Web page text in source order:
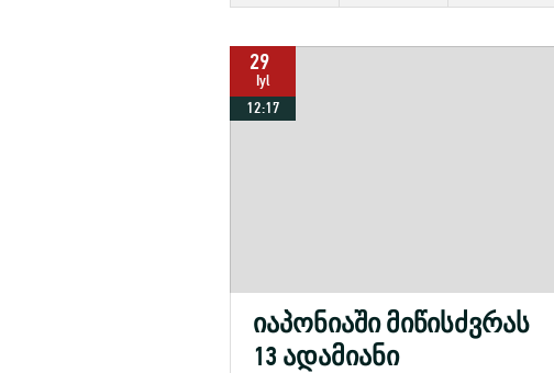
29
Iyl
12:17
იაპონიაში მიწისძვრას
13 ადამიანი